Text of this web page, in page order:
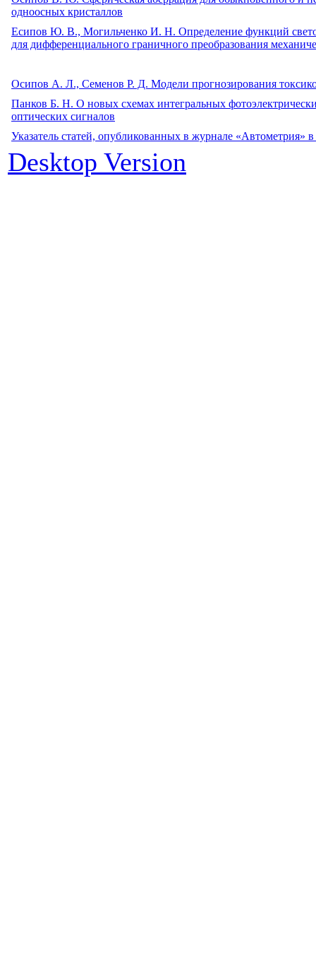
одноосных кристаллов
Есипов Ю. В., Могильченко И. Н. Определение функций
для дифференциального граничного преобразования
Осипов А. Л., Семенов Р. Д. Модели прогнозирования
Панков Б. Н. О новых схемах интегральных
оптических сигналов
Указатель статей, опубликованных в журнале «Автометрия»
Desktop Version